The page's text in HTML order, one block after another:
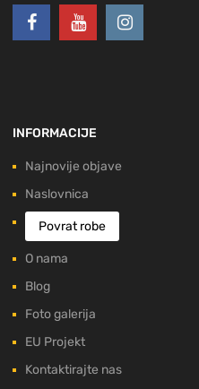
INFORMACIJE
Najnovije objave
Naslovnica
Povrat robe
O nama
Blog
Foto galerija
EU Projekt
Kontaktirajte nas